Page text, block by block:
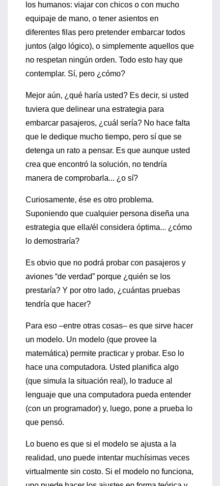
los humanos: viajar con chicos o con mucho
equipaje de mano, o tener asientos en
diferentes filas pero pretender embarcar todos
juntos (algo lógico), o simplemente aquellos que
no respetan ningún orden. Todo esto hay que
contemplar. Sí, pero ¿cómo?
Mejor aún, ¿qué haría usted? Es decir, si usted
tuviera que delinear una estrategia para
embarcar pasajeros, ¿cuál sería? No hace falta
que le dedique mucho tiempo, pero sí que se
detenga un rato a pensar. Es que aunque usted
crea que encontró la solución, no tendría
manera de comprobarla... ¿o sí?
Curiosamente, ése es otro problema.
Suponiendo que cualquier persona diseña una
estrategia que ella/él considera óptima... ¿cómo
lo demostraría?
Es obvio que no podrá probar con pasajeros y
aviones “de verdad” porque ¿quién se los
prestaría? Y por otro lado, ¿cuántas pruebas
tendría que hacer?
Para eso –entre otras cosas– es que sirve hacer
un modelo. Un modelo (que provee la
matemática) permite practicar y probar. Eso lo
hace una computadora. Usted planifica algo
(que simula la situación real), lo traduce al
lenguaje que una computadora pueda entender
(con un programador) y, luego, pone a prueba lo
que pensó.
Lo bueno es que si el modelo se ajusta a la
realidad, uno puede intentar muchísimas veces
virtualmente sin costo. Si el modelo no funciona,